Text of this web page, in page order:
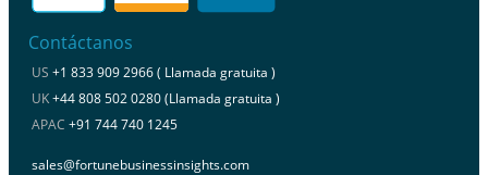
Contáctanos
US +1 833 909 2966 ( Llamada gratuita )
UK+44 808 502 0280 (Llamada gratuita )
APAC +91 744 740 1245
sales@fortunebusinessinsights.com